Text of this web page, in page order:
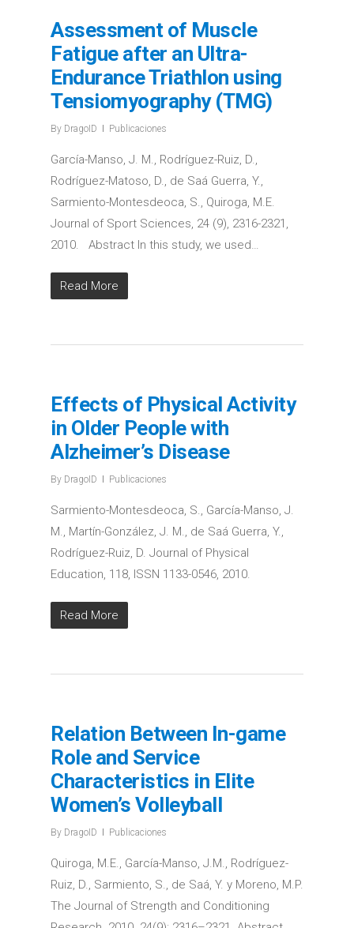
Assessment of Muscle
Fatigue after an Ultra-
Endurance Triathlon using
Tensiomyography (TMG)
By DragoID Publicaciones
García-Manso, J. M., Rodríguez-Ruiz, D.,
Rodríguez-Matoso, D., de Saá Guerra, Y.,
Sarmiento-Montesdeoca, S., Quiroga, M.E.
Journal of Sport Sciences, 24 (9), 2316-2321,
2010. Abstract In this study, we used…
Read More
Effects of Physical Activity
in Older People with
Alzheimer’s Disease
By DragoID Publicaciones
Sarmiento-Montesdeoca, S., García-Manso, J.
M., Martín-González, J. M., de Saá Guerra, Y.,
Rodríguez-Ruiz, D. Journal of Physical
Education, 118, ISSN 1133-0546, 2010.
Read More
Relation Between In-game
Role and Service
Characteristics in Elite
Women’s Volleyball
By DragoID Publicaciones
Quiroga, M.E., García-Manso, J.M., Rodríguez-
Ruiz, D., Sarmiento, S., de Saá, Y. y Moreno, M.P.
The Journal of Strength and Conditioning